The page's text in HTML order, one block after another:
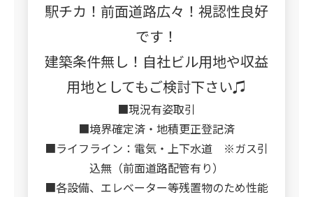
駅チカ！前面道路広々！視認性良好
です！
建築条件無し！自社ビル用地や収益
用地としてもご検討下さい♫
■現況有姿取引
■境界確定済・地積更正登記済
■ライフライン：電気・上下水道 ※ガス引
込無（前面道路配管有り）
■各設備、エレベーター等残置物のため性能